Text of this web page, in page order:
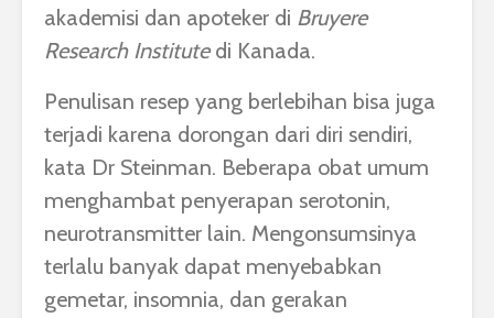
akademisi dan apoteker di Bruyere
Research Institutedi Kanada.
Penulisan resep yang berlebihan bisa juga
terjadi karena dorongan dari diri sendiri,
kata Dr Steinman. Beberapa obat umum
menghambat penyerapan serotonin,
neurotransmitter lain. Mengonsumsinya
terlalu banyak dapat menyebabkan
gemetar, insomnia, dan gerakan